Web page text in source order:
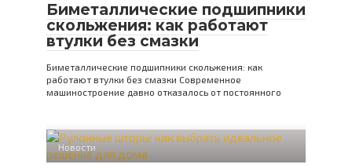
Биметаллические подшипники
скольжения: как работают
втулки без смазки
Биметаллические подшипники скольжения: как
работают втулки без смазки Современное
машиностроение давно отказалось от постоянного
Новости